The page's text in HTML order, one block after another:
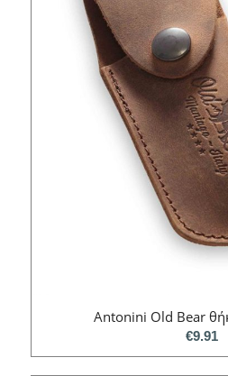
Antonini Old Bear
€9.91